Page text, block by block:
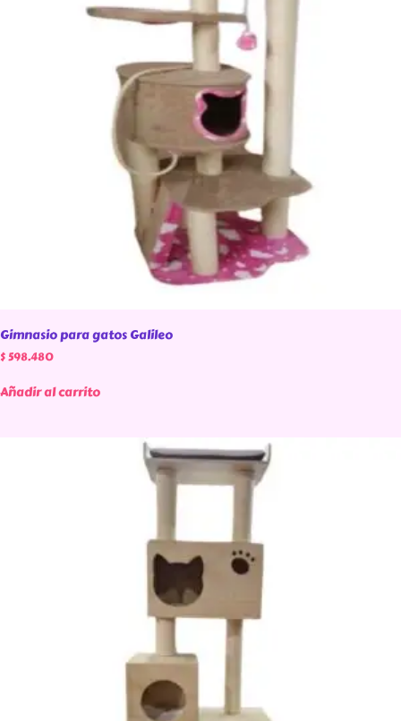
Gimnasio para gatos Galileo
$598.480
Añadir al carrito